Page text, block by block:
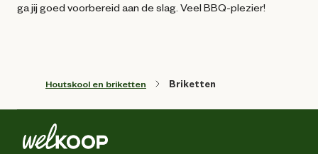
ga jij goed voorbereid aan de slag. Veel BBQ-plezier!
Houtskool en briketten Briketten